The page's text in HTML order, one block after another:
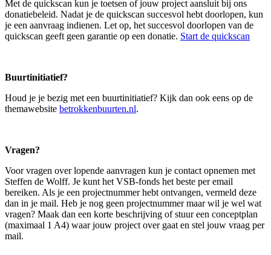
Met de quickscan kun je toetsen of jouw project aansluit bij ons
donatiebeleid. Nadat je de quickscan succesvol hebt doorlopen, kun
je een aanvraag indienen. Let op, het succesvol doorlopen van de
quickscan geeft geen garantie op een donatie. Start de quickscan
Buurtinitiatief?
Houd je je bezig met een buurtinitiatief? Kijk dan ook eens op de
themawebsite betrokkenbuurten.nl.
Vragen?
Voor vragen over lopende aanvragen kun je contact opnemen met
Steffen de Wolff. Je kunt het VSB-fonds het beste per email
bereiken. Als je een projectnummer hebt ontvangen, vermeld deze
dan in je mail. Heb je nog geen projectnummer maar wil je wel wat
vragen? Maak dan een korte beschrijving of stuur een conceptplan
(maximaal 1 A4) waar jouw project over gaat en stel jouw vraag per
mail.